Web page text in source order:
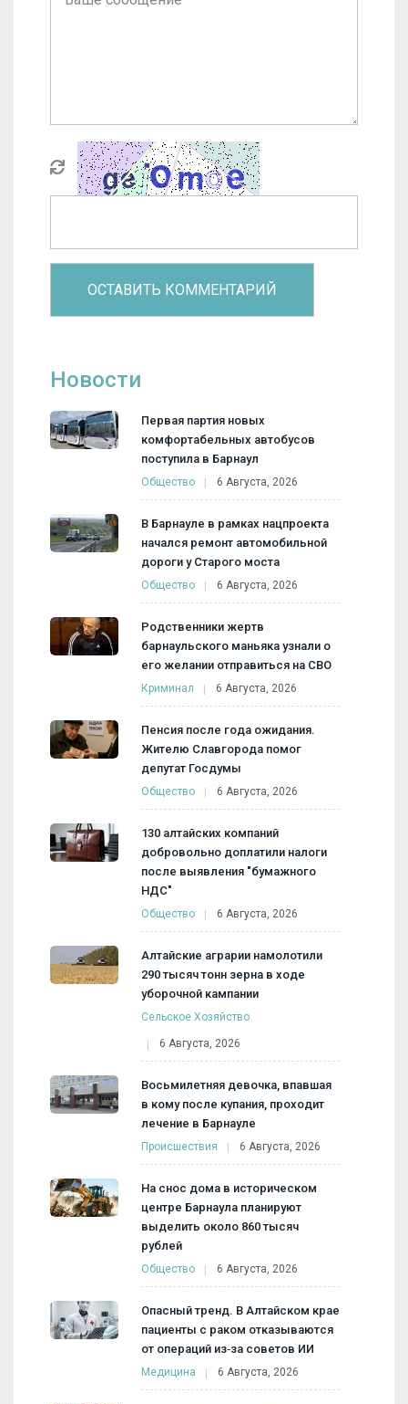
Новости
Первая партия новых
комфортабельных автобусов
поступила в Барнаул
Общество 6 Августа, 2026
В Барнауле в рамках нацпроекта
начался ремонт автомобильной
дороги у Старого моста
Общество 6 Августа, 2026
Родственники жертв
барнаульского маньяка узнали о
его желании отправиться на СВО
Криминал 6 Августа, 2026
Пенсия после года ожидания.
Жителю Славгорода помог
депутат Госдумы
Общество 6 Августа, 2026
130 алтайских компаний
добровольно доплатили налоги
после выявления "бумажного
НДС"
Общество 6 Августа, 2026
Алтайские аграрии намолотили
290 тысяч тонн зерна в ходе
уборочной кампании
Сельское Хозяйство
6 Августа, 2026
Восьмилетняя девочка, впавшая
в кому после купания, проходит
лечение в Барнауле
Происшествия 6 Августа, 2026
На снос дома в историческом
центре Барнаула планируют
выделить около 860 тысяч
рублей
Общество 6 Августа, 2026
Опасный тренд. В Алтайском крае
пациенты с раком отказываются
от операций из‑за советов ИИ
Медицина 6 Августа, 2026